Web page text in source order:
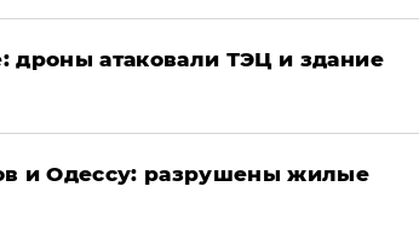
дроны атаковали ТЭЦ и здание
и Одессу: разрушены жилые